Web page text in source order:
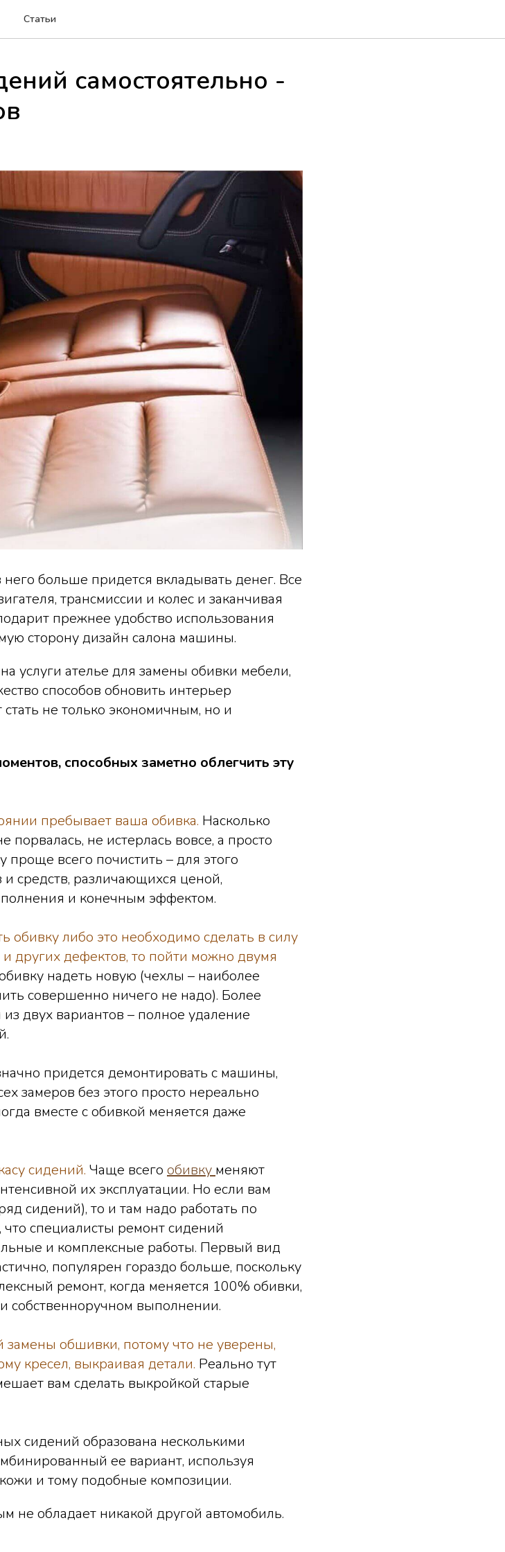
Статьи
самостоятельно -
больше придется вкладывать денег. Все
трансмиссии и колес и заканчивая
прежнее удобство использования
сторону дизайн салона машины.
услуги ателье для замены обивки мебели,
способов обновить интерьер
не только экономичным, но и
способных заметно облегчить эту
пребывает ваша обивка. Насколько
порвалась, не истерлась вовсе, а просто
проще всего почистить – для этого
средств, различающихся ценой,
и конечным эффектом.
обивку либо это необходимо сделать в силу
других дефектов, то пойти можно двумя
надеть новую (чехлы – наиболее
совершенно ничего не надо). Более
двух вариантов – полное удаление
придется демонтировать с машины,
замеров без этого просто нереально
вместе с обивкой меняется даже
сидений. Чаще всего обивку меняют
их эксплуатации. Но если вам
сидений), то и там надо работать по
специалисты ремонт сидений
и комплексные работы. Первый вид
популярен гораздо больше, поскольку
ремонт, когда меняется 100% обивки,
выполнении.
замены обшивки, потому что не уверены,
кресел, выкраивая детали. Реально тут
вам сделать выкройкой старые
сидений образована несколькими
ее вариант, используя
и тому подобные композиции.
не обладает никакой другой автомобиль.